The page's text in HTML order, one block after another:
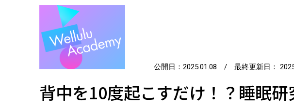
公開日：2025.01.08 / 最終更新日：
背中を10度起こすだけ！？睡眠